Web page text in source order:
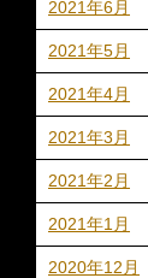
2021年6月
2021年5月
2021年4月
2021年3月
2021年2月
2021年1月
2020年12月